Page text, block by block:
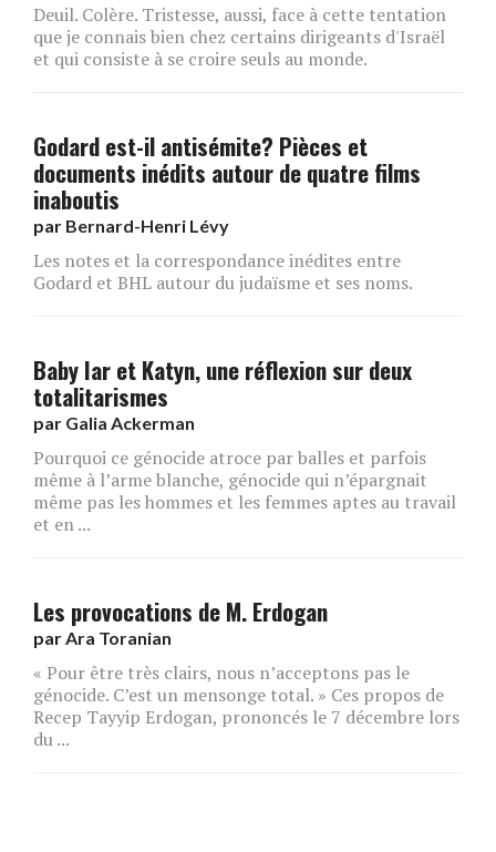
Deuil. Colère. Tristesse, aussi, face à cette tentation
que je connais bien chez certains dirigeants d'Israël
et qui consiste à se croire seuls au monde.
Godard est-il antisémite? Pièces et
documents inédits autour de quatre films
inaboutis
par Bernard-Henri Lévy
Les notes et la correspondance inédites entre
Godard et BHL autour du judaïsme et ses noms.
Baby Iar et Katyn, une réflexion sur deux
totalitarismes
par Galia Ackerman
Pourquoi ce génocide atroce par balles et parfois
même à l’arme blanche, génocide qui n’épargnait
même pas les hommes et les femmes aptes au travail
et en ...
Les provocations de M. Erdogan
parAra Toranian
« Pour être très clairs, nous n’acceptons pas le
génocide. C’est un mensonge total. » Ces propos de
Recep Tayyip Erdogan, prononcés le 7 décembre lors
du ...